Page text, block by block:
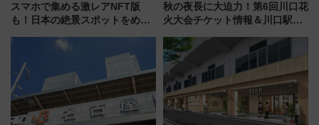
スマホで集める激レアNFT版
も！日本の絶景スポットをめぐ
ん)」企画がスタート
秋の夜長に大迫力！第6回川口花
火大会チケット情報＆川口駅か